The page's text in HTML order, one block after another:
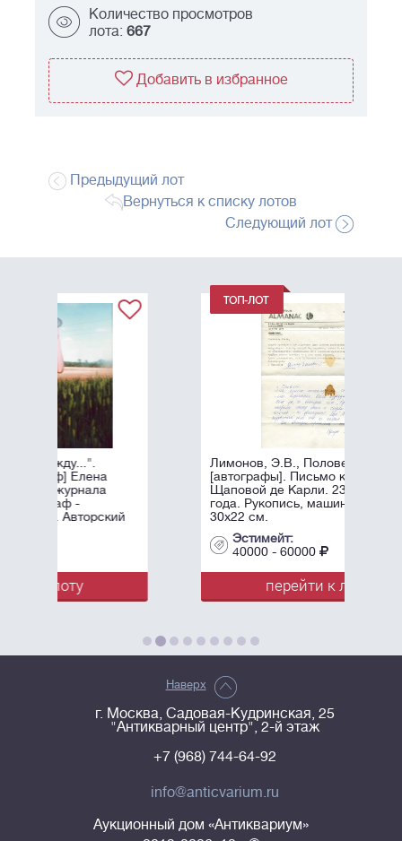
Количество просмотров
лота: 667
Добавить в избранное
Предыдущий лот
Вернуться к списку лотов
Следующий лот
Лимонов, Э.В., Половец, А.Б.
[автографы]. Письмо к Елене
Щаповой де Карли. 23 июля 1981
года. Рукопись, машинопись. - 1 л.;
30х22 см.
40000 - 60000
перейти к лоту
Наверх
г. Москва, Садовая-Кудринская, 25
"Антикварный центр", 2-й этаж
+7 (968) 744-64-92
info@anticvarium.ru
Аукционный дом «Антиквариум»